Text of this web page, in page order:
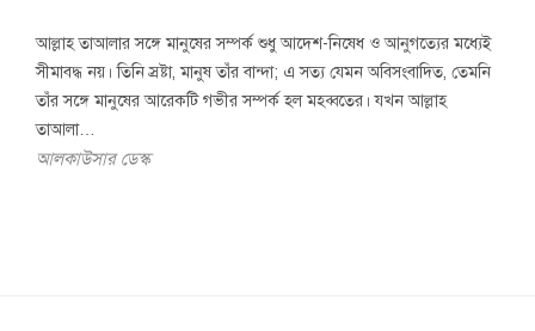
আল্লাহ তাআলার সঙ্গে মানুষের সম্পর্ক শুধু আদেশ-নিষেধ ও আনুগত্যের মধ্যেই
সীমাবদ্ধ নয়। তিনি স্রষ্টা, মানুষ তাঁর বান্দা; এ সত্য যেমন অবিসংবাদিত, তেমনি
তাঁর সঙ্গে মানুষের আরেকটি গভীর সম্পর্ক হল মহব্বতের। যখন আল্লাহ
তাআলা…
আলকাউসার ডেস্ক